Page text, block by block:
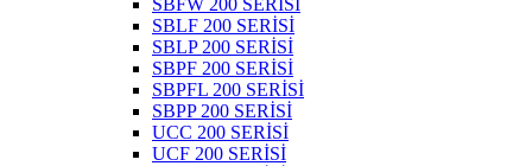
SBFW 200 SERİSİ
SBLF 200 SERİSİ
SBLP 200 SERİSİ
SBPF 200 SERİSİ
SBPFL 200 SERİSİ
SBPP 200 SERİSİ
UCC 200 SERİSİ
UCF 200 SERİSİ